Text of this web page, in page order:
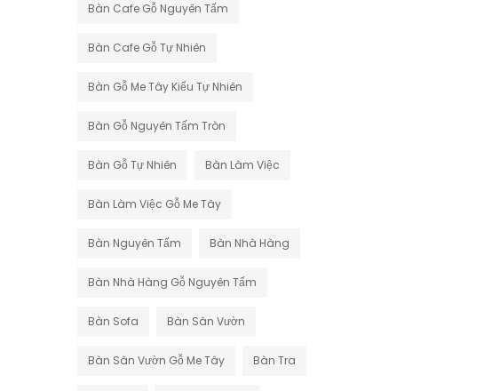
Bàn Cafe Gỗ Nguyên Tấm
Bàn Cafe Gỗ Tự Nhiên
Bàn Gỗ Me Tây Kiểu Tự Nhiên
Bàn Gỗ Nguyên Tấm Tròn
Bàn Gỗ Tự Nhiên Bàn Làm Việc
Bàn Làm Việc Gỗ Me Tây
Bàn Nguyên Tấm Bàn Nhà Hàng
Bàn Nhà Hàng Gỗ Nguyên Tấm
Bàn Sofa Bàn Sân Vườn
Bàn Sân Vườn Gỗ Me Tây Bàn Tra